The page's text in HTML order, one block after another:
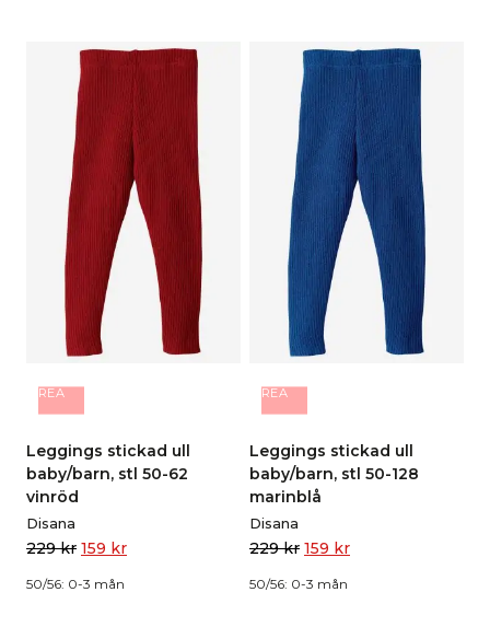
REA
Leggings stickad ull
baby/barn, stl 50-62
vinröd
Disana
229kr 159 kr
50/56: 0-3 mån
REA
Leggings stickad ull
baby/barn, stl 50-128
marinblå
Disana
229kr 159 kr
50/56: 0-3 mån